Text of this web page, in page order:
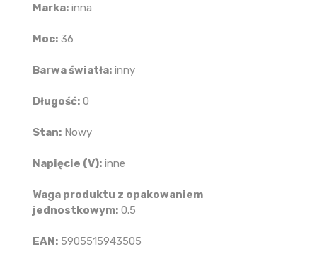
Marka: inna
Moc: 36
Barwa światła: inny
Długość: 0
Stan: Nowy
Napięcie (V): inne
Waga produktu z opakowaniem
jednostkowym: 0.5
EAN: 5905515943505